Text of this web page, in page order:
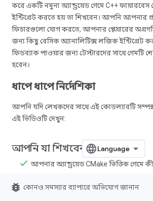
করে একটি নমুনা অ্যান্ড্রয়েড গেমে C++ ফায়ারবেস
ইন্টিগ্রেট করতে হয় তা শিখবেন। আপনি আপনার
ফিচারগুলো যোগ করতে, আপনার প্লেয়ারের
জন্য কিছু বেসিক অ্যানালিটিক্স লজিক ইন্টিগ্রেট
ফিডব্যাক পাওয়ার জন্য টেস্টারদের সাথে গেমটি
হবেন।
ধাপে ধাপে নির্দেশিকা
আপনি যদি লেখকদের সাথে এই কোডল্যাবটি
এই ভিডিওটি দেখুন:
আপনি যা শিখবেন
আপনার অ্যান্ড্রয়েড CMake ভিত্তিক গেমে
আপনার কোন কোন C++ এবং Gradle
bug_report কোনও সমস্যার ব্যাপারে অভিযোগ জানান